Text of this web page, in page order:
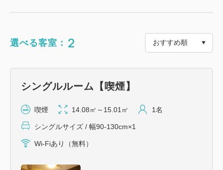
例）4泊5日の場合4泊目に清掃、8泊9日の場合4
済みタオルを客室備え付けのランドリー用バスケット
に入れて、
朝11時までにドアの外側へ置いて頂きますようお願
い致します。バスケットの中に新しいタオルをご用意
します。
選べる客室： 2
シングルルーム【喫煙】
喫煙 14.08㎡～15.01㎡ 1名
シングルサイズ / 幅90-130cm×1
Wi-Fiあり（無料）